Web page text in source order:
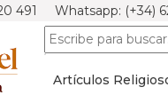
491 Whatsapp: (+34)
Artículos